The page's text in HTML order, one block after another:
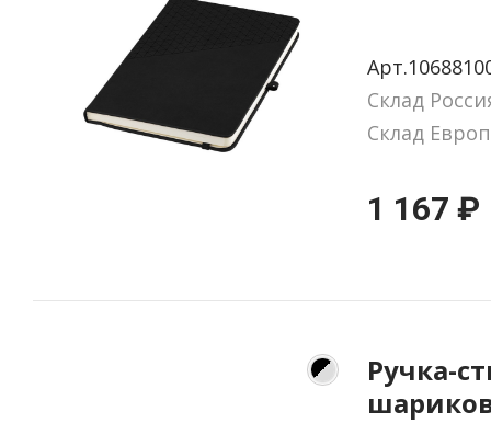
Склад
Склад
1 167 ₽
Ручка-